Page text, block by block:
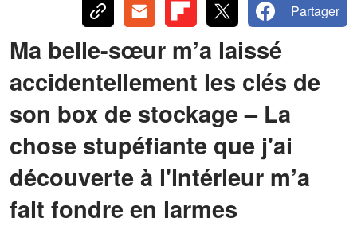
Partager
Ma belle-sœur m’a laissé
accidentellement les clés de
son box de stockage – La
chose stupéfiante que j'ai
découverte à l'intérieur m’a
fait fondre en larmes